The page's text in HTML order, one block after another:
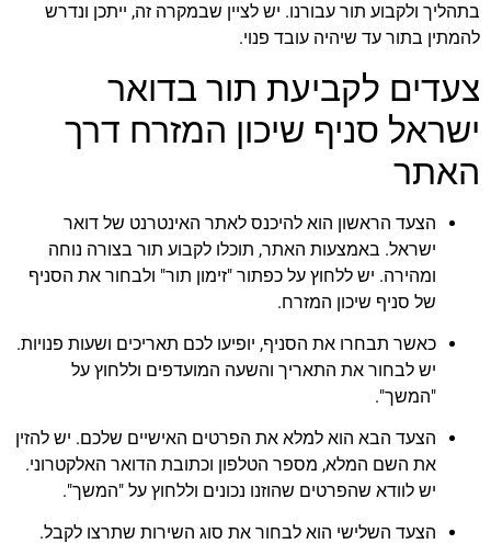
בתהליך ולקבוע תור עבורנו. יש לציין שבמקרה זה, ייתכן ונדרש
להמתין בתור עד שיהיה עובד פנוי.
צעדים לקביעת תור בדואר
ישראל סניף שיכון המזרח דרך
האתר
הצעד הראשון הוא להיכנס לאתר האינטרנט של דואר
ישראל. באמצעות האתר, תוכלו לקבוע תור בצורה נוחה
ומהירה. יש ללחוץ על כפתור "זימון תור" ולבחור את הסניף
של סניף שיכון המזרח.
כאשר תבחרו את הסניף, יופיעו לכם תאריכים ושעות פנויות.
יש לבחור את התאריך והשעה המועדפים וללחוץ על
"המשך".
הצעד הבא הוא למלא את הפרטים האישיים שלכם. יש להזין
את השם המלא, מספר הטלפון וכתובת הדואר האלקטרוני.
יש לוודא שהפרטים שהוזנו נכונים וללחוץ על "המשך".
הצעד השלישי הוא לבחור את סוג השירות שתרצו לקבל.